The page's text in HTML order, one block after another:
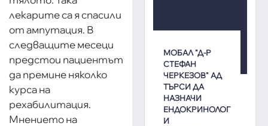
лекарите са я спасили
от ампутация. В
следващите месеци
предстои пациентът
да премине няколко
курса на
рехабилитация.
Мнението на
МОБАЛ "Д-Р
СТЕФАН
ЧЕРКЕЗОВ" АД
ТЪРСИ ДА
НАЗНАЧИ
ЕНДОКРИНОЛОГ
И